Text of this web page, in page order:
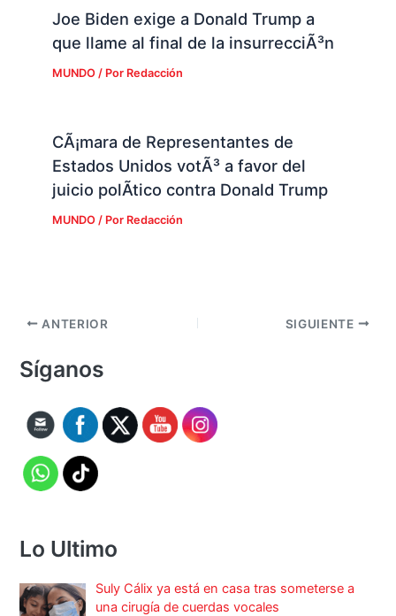
Joe Biden exige a Donald Trump a
que llame al final de la insurrecciÃ³n
MUNDO/ Por Redacción
CÃ¡mara de Representantes de
Estados Unidos votÃ³ a favor del
juicio polÃ­tico contra Donald Trump
MUNDO/ Por Redacción
ANTERIOR SIGUIENTE
Síganos
Lo Ultimo
Suly Cálix ya está en casa tras someterse a
una cirugía de cuerdas vocales